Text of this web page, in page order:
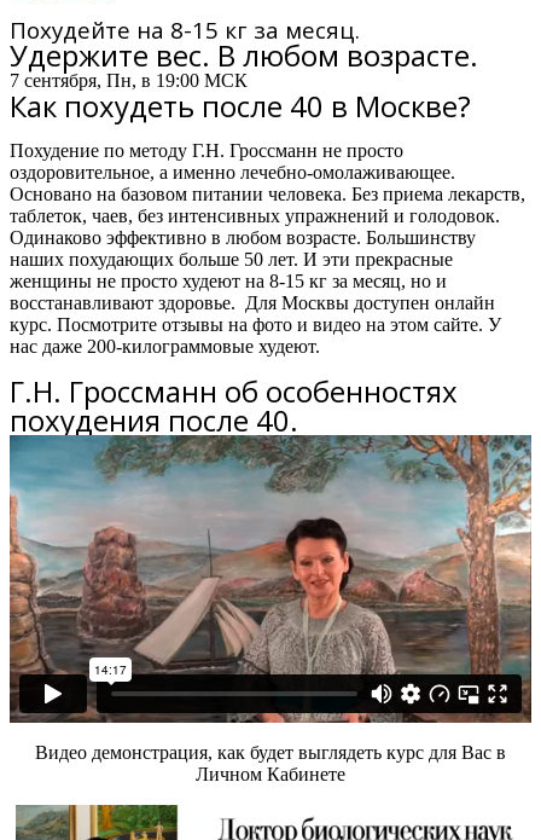
Похудейте на 8-15 кг за месяц.
Удержите вес. В любом возрасте.
7 сентября, Пн, в 19:00 МСК
Как похудеть после 40 в Москве?
Похудение по методу Г.Н. Гроссманн не просто
оздоровительное, а именно лечебно-омолаживающее.
Основано на базовом питании человека. Без приема лекарств,
таблеток, чаев, без интенсивных упражнений и голодовок.
Одинаково эффективно в любом возрасте. Большинству
наших похудающих больше 50 лет. И эти прекрасные
женщины не просто худеют на 8-15 кг за месяц, но и
восстанавливают здоровье. Для Москвы доступен онлайн
курс. Посмотрите отзывы на фото и видео на этом сайте. У
нас даже 200-килограммовые худеют.
Г.Н. Гроссманн об особенностях
похудения после 40.
Видео демонстрация, как будет выглядеть курс для Вас в
Личном Кабинете